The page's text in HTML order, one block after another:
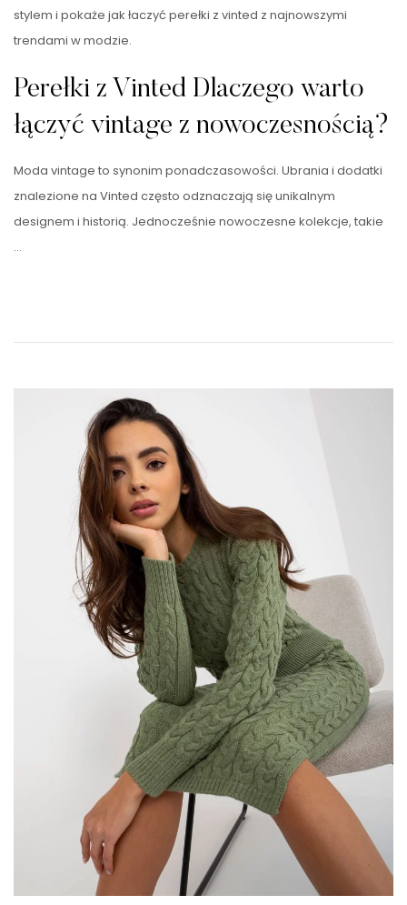
stylem i pokaże jak łaczyć perełki z vinted z najnowszymi
trendami w modzie.
Perełki z Vinted Dlaczego warto
łączyć vintage z nowoczesnością?
Moda vintage to synonim ponadczasowości. Ubrania i dodatki
znalezione na Vinted często odznaczają się unikalnym
designem i historią. Jednocześnie nowoczesne kolekcje, takie
…